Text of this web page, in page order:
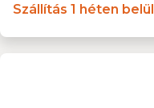
Szállítás 1 héten belül